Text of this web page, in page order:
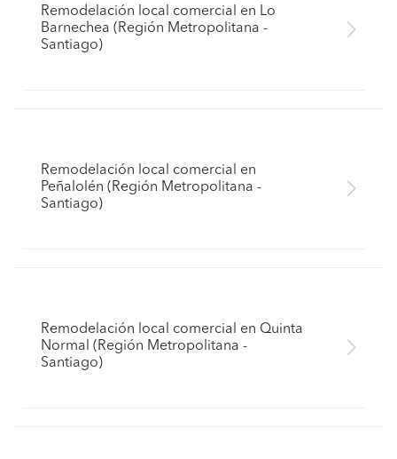
Remodelación local comercial en Lo
Barnechea (Región Metropolitana -
Santiago)
Remodelación local comercial en
Peñalolén (Región Metropolitana -
Santiago)
Remodelación local comercial en Quinta
Normal (Región Metropolitana -
Santiago)